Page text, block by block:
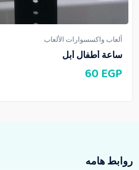
ألعاب واكسسوارات الألعاب
ساعة أطفال أبل
60 EGP
روابط هامه